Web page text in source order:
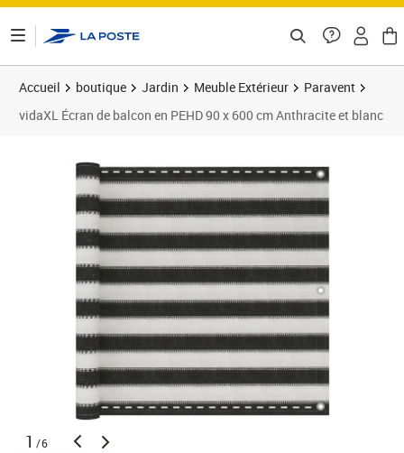
Accueil boutique Jardin Meuble Extérieur
Paravent
vidaXL Écran de balcon en PEHD 90 x 600 cm Anthracite et blanc
1 /6